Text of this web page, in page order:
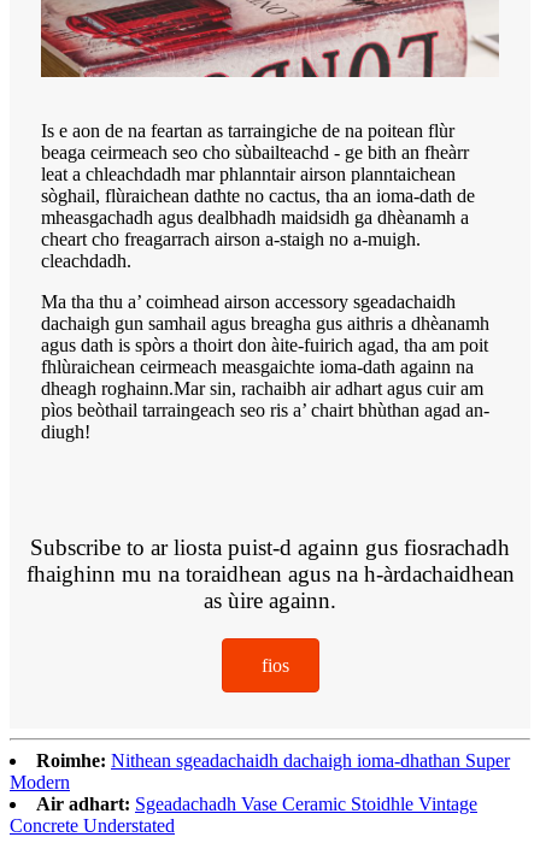
Is e aon de na feartan as tarraingiche de na poitean flùr
beaga ceirmeach seo cho sùbailteachd - ge bith an fheàrr
leat a chleachdadh mar phlanntair airson planntaichean
sòghail, flùraichean dathte no cactus, tha an ioma-dath de
mheasgachadh agus dealbhadh maidsidh ga dhèanamh a
cheart cho freagarrach airson a-staigh no a-muigh.
cleachdadh.
Ma tha thu a’ coimhead airson accessory sgeadachaidh
dachaigh gun samhail agus breagha gus aithris a dhèanamh
agus dath is spòrs a thoirt don àite-fuirich agad, tha am poit
fhlùraichean ceirmeach measgaichte ioma-dath againn na
dheagh roghainn.Mar sin, rachaibh air adhart agus cuir am
pìos beòthail tarraingeach seo ris a’ chairt bhùthan agad an-
diugh!
Subscribe to ar liosta puist-d againn gus fiosrachadh
fhaighinn mu na toraidhean agus na h-àrdachaidhean
as ùire againn.
fios
Roimhe: Nithean sgeadachaidh dachaigh ioma-dhathan Super
Modern
Air adhart: Sgeadachadh Vase Ceramic Stoidhle Vintage
Concrete Understated